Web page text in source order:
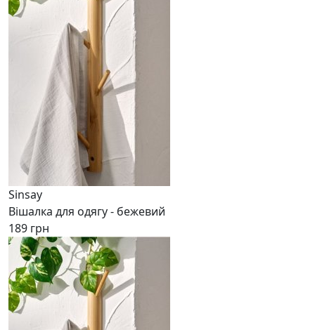
Sinsay
Вішалка для одягу - бежевий
189 грн